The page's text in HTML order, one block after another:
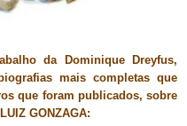
da Dominique Dreyfus,
mais completas que
que foram publicados, sobre
GONZAGA: